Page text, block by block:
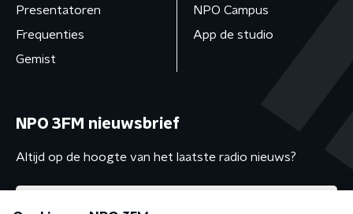
Presentatoren
Frequenties
Gemist
NPO Campus
App de studio
NPO 3FM nieuwsbrief
Altijd op de hoogte van het laatste radio nieuws?